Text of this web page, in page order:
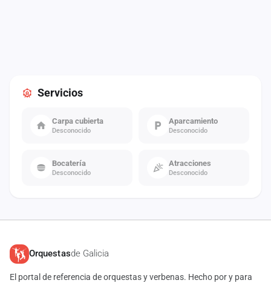
Servicios
Carpa cubierta
Desconocido
Aparcamiento
Desconocido
Bocatería
Desconocido
Atracciones
Desconocido
Orquestasde Galicia
El portal de referencia de orquestas y verbenas. Hecho por y para